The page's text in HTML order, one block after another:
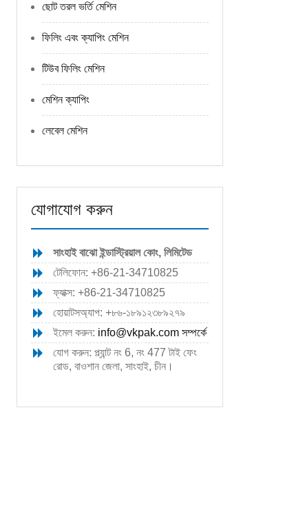
ছোট তরল ভর্তি মেশিন
ফিলিং এবং ক্যাপিং মেশিন
টিউব ফিলিং মেশিন
মেশিন ক্যাপিং
লেবেল মেশিন
যোগাযোগ করুন
সাংহাই বাঝো ইন্ডাস্ট্রিয়াল কোং, লিমিটেড
টেলিফোন: +86-21-34710825
ফ্যাক্স: +86-21-34710825
হোয়াটসঅ্যাপ: +৮৬-১৮৯১২৩৮৯২৭৯
ইমেল করুন: info@vkpak.com সম্পর্কে
যোগ করুন: প্ল্যান্ট নং 6, নং 477 টাই ফেং
রোড, বাওশান জেলা, সাংহাই, চীন।